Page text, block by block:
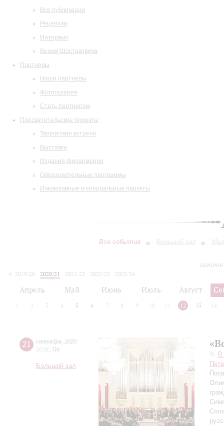
Все публикации
Рецензии
Интервью
Время Шостаковича
Партнеры
Наши партнеры
Фотогалерея
Стать партнером
Просветительские проекты
Творческие встречи
Выставки
Издания филармонии
Образовательные программы
Инклюзивные и специальные проекты
Все события Большой зал
2019/20
2020/21 2021/22 2022/23
2023/24
Апрель Май Июнь Июль Август
2 3 4 5 6 7 8 9 10 12 13 14
21 сентября 2020
20:00 Пн
Большой зал
В